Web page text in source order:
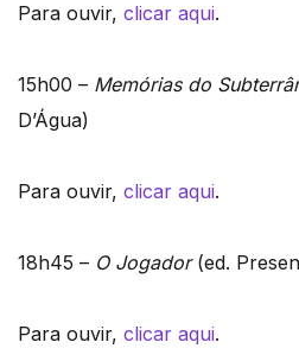
Para ouvir, clicar aqui.
15h00 – Memórias do
D’Água)
Para ouvir, clicar aqui.
18h45 – O Jogador (ed.
Para ouvir, clicar aqui.